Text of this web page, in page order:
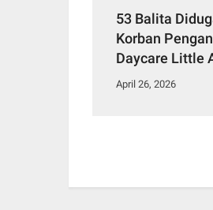
53 Balita
Korban
Daycare Little
Yogyakarta,
April 26, 2026